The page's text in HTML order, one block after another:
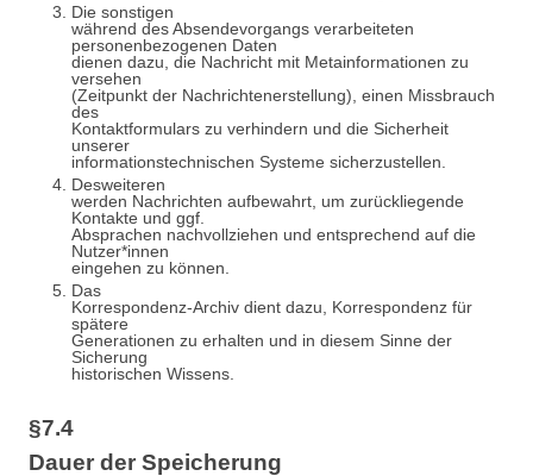
Die sonstigen
während des Absendevorgangs verarbeiteten
personenbezogenen Daten
dienen dazu, die Nachricht mit Metainformationen zu
versehen
(Zeitpunkt der Nachrichtenerstellung), einen Missbrauch
des
Kontaktformulars zu verhindern und die Sicherheit
unserer
informationstechnischen Systeme sicherzustellen.
Desweiteren
werden Nachrichten aufbewahrt, um zurückliegende
Kontakte und ggf.
Absprachen nachvollziehen und entsprechend auf die
Nutzer*innen
eingehen zu können.
Das
Korrespondenz-Archiv dient dazu, Korrespondenz für
spätere
Generationen zu erhalten und in diesem Sinne der
Sicherung
historischen Wissens.
§7.4
Dauer der Speicherung